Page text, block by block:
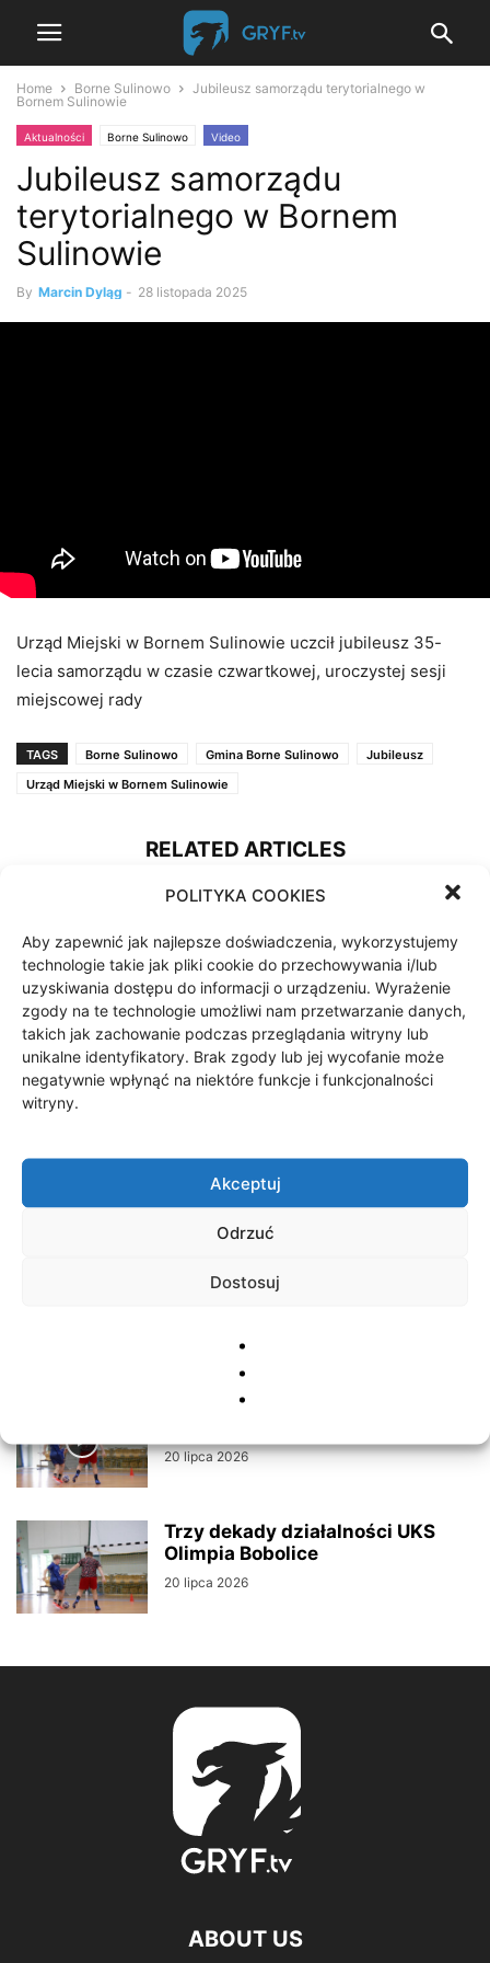
POLITYKA COOKIES
Aby zapewnić jak najlepsze doświadczenia, wykorzystujemy
technologie takie jak pliki cookie do przechowywania i/lub
uzyskiwania dostępu do informacji o urządzeniu. Wyrażenie
zgody na te technologie umożliwi nam przetwarzanie danych,
takich jak zachowanie podczas przeglądania witryny lub
unikalne identyfikatory. Brak zgody lub jej wycofanie może
negatywnie wpłynąć na niektóre funkcje i funkcjonalności
witryny.
Akceptuj
Odrzuć
Dostosuj
Home Borne Sulinowo
Jubileusz samorządu terytorialnego w
Bornem Sulinowie
Aktualności Borne Sulinowo Video
Jubileusz samorządu
terytorialnego w Bornem
Sulinowie
By Marcin Dyląg - 28 listopada 2025
Urząd Miejski w Bornem Sulinowie uczcił jubileusz 35-
lecia samorządu w czasie czwartkowej, uroczystej sesji
miejscowej rady
TAGS Borne Sulinowo Gmina Borne Sulinowo
Jubileusz
Urząd Miejski w Bornem Sulinowie
RELATED ARTICLES
Narybek węgorza w jeziorach
5 sierpnia 2026
Likwidacja ZSS Gilza
30 lipca 2026
200 tys. zł na lokalne inicjatywy
23 lipca 2026
200 tys. zł na lokalne inicjatywy
UKS Olimpia Bobolice świętuje na
20 lipca 2026
Trzy dekady działalności UKS
Olimpia Bobolice
20 lipca 2026
ABOUT US